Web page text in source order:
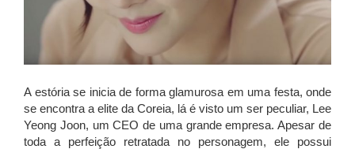
A estória se inicia de forma glamurosa em uma festa, onde
se encontra a elite da Coreia, lá é visto um ser peculiar, Lee
Yeong Joon, um CEO de uma grande empresa. Apesar de
toda a perfeição retratada no personagem, ele possui